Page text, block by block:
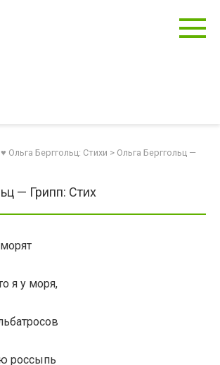
♥ Ольга Берггольц: Стихи > Ольга Берггольц —
— Грипп: Стих
я у моря,
россыпь